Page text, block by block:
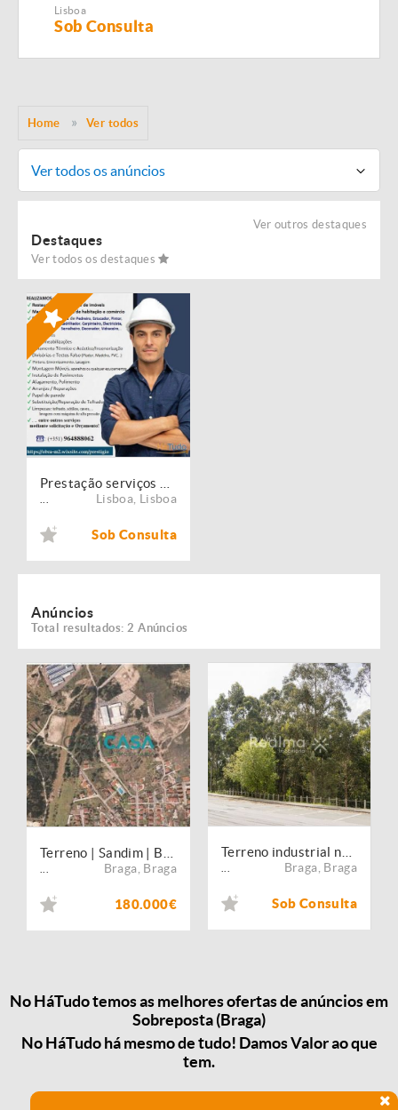
Remodelação de
imóveis!
Lisboa
Sob Consulta
Home Ver todos
Ver todos os anúncios
Ver outros destaques
Destaques
Ver todos os destaques
Lisboa Lisboa
Sob Consulta
Anúncios
Total resultados: 2 Anúncios
Braga Braga
180.000€
Braga Braga
Sob Consulta
No HáTudo temos as melhores ofertas de anúncios em
Sobreposta (Braga)
No HáTudo há mesmo de tudo! Damos Valor ao que
tem.